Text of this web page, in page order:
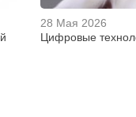
28 Мая 2026
Цифровые